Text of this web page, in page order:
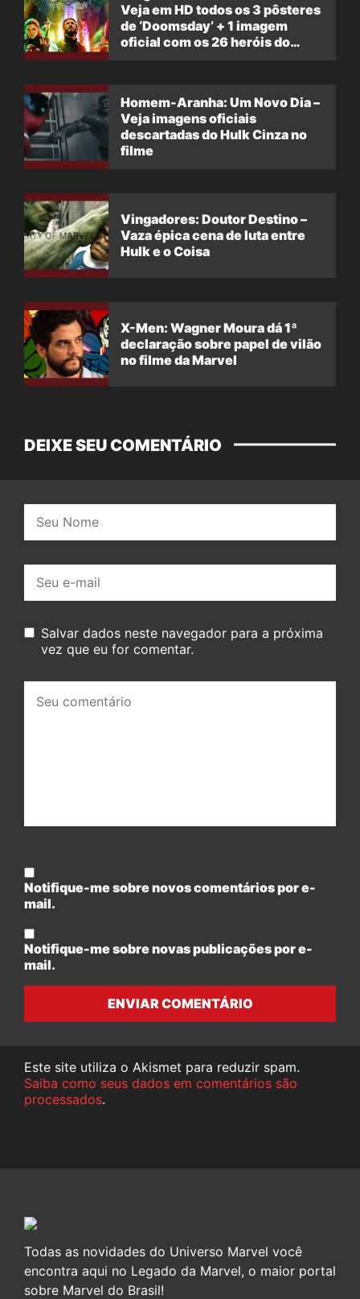
Veja em HD todos os 3 pôsteres
de ‘Doomsday’ + 1 imagem
oficial com os 26 heróis do
Homem-Aranha: Um Novo Dia –
Veja imagens oficiais
descartadas do Hulk Cinza no
filme
Vingadores: Doutor Destino –
Vaza épica cena de luta entre
Hulk e o Coisa
X-Men: Wagner Moura dá 1ª
declaração sobre papel de vilão
no filme da Marvel
DEIXE SEU COMENTÁRIO
mail:
Salvar dados neste navegador para a próxima
vez que eu for comentar.
comentário:
Notifique-me sobre novos comentários por e-
mail.
Notifique-me sobre novas publicações por e-
mail.
ENVIAR COMENTÁRIO
Este site utiliza o Akismet para reduzir spam.
Saiba como seus dados em comentários são
processados.
Todas as novidades do Universo Marvel você
encontra aqui no Legado da Marvel, o maior portal
sobre Marvel do Brasil!